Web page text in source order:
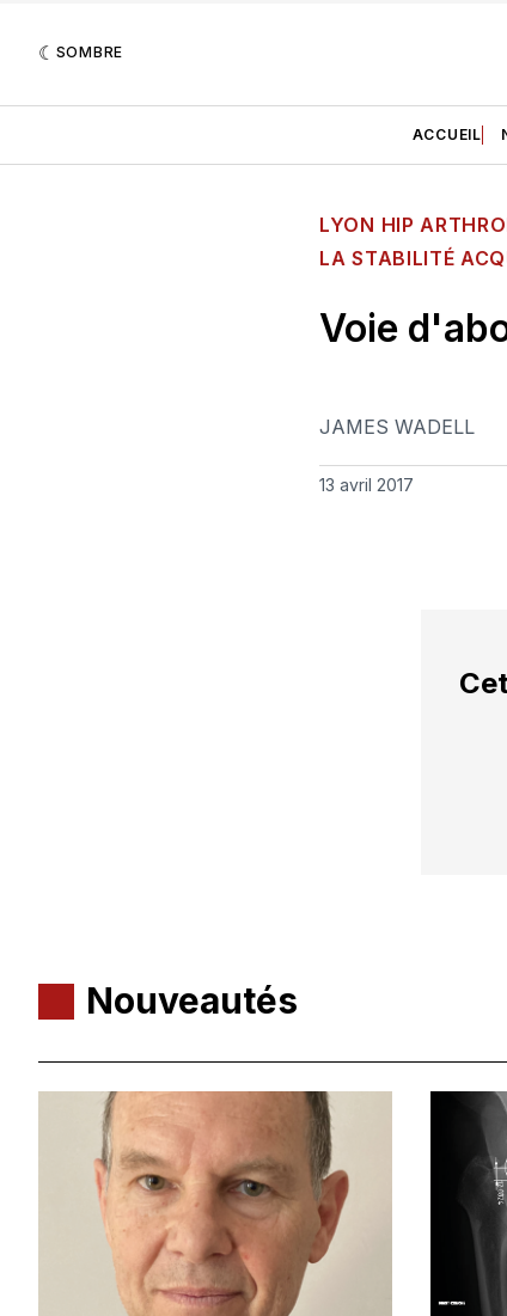
SOMBRE
ACCUEIL
LYON HIP
LA STABILITÉ
Voie
JAMES WADELL
13 avril 2017
Nouveautés